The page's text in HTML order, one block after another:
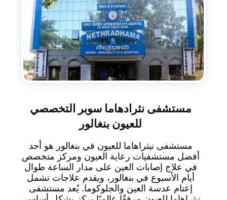
مستشفى نثرادهاما سوبر التخصصي
للعيون بنغالور
مستشفى نيثراهاما للعيون في بنغالور هو أحد
أفضل مستشفيات رعاية العيون ومركز متخصص
في علاج إصابات العين على مدار الساعة طوال
أيام الأسبوع في بنغالور، ويقدم علاجات تشمل
إعتام عدسة العين والجلوكوما. يُعد مستشفى